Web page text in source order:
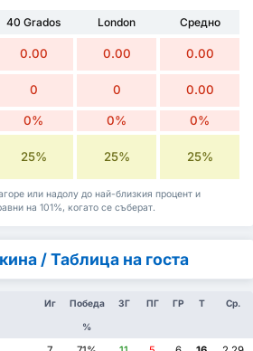
40 Grados London
Средно
0.00 0.00 0.00
0 0 0.00
0% 0% 0%
25% 25% 25%
или надолу до най-близкия процент и
на 101%, когато се съберат.
/ Таблица на госта
Иг Победа
%
ЗГ ПГ ГР Т Ср.